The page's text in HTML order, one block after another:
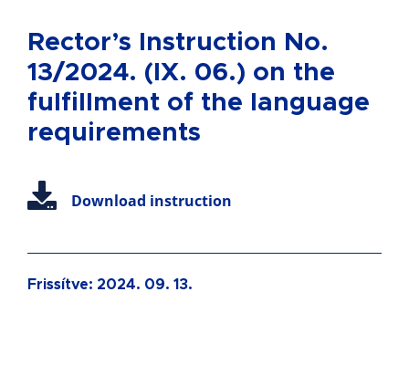
Rector’s Instruction No.
13/2024. (IX. 06.) on the
fulfillment of the language
requirements
Download instruction
Frissítve: 2024. 09. 13.